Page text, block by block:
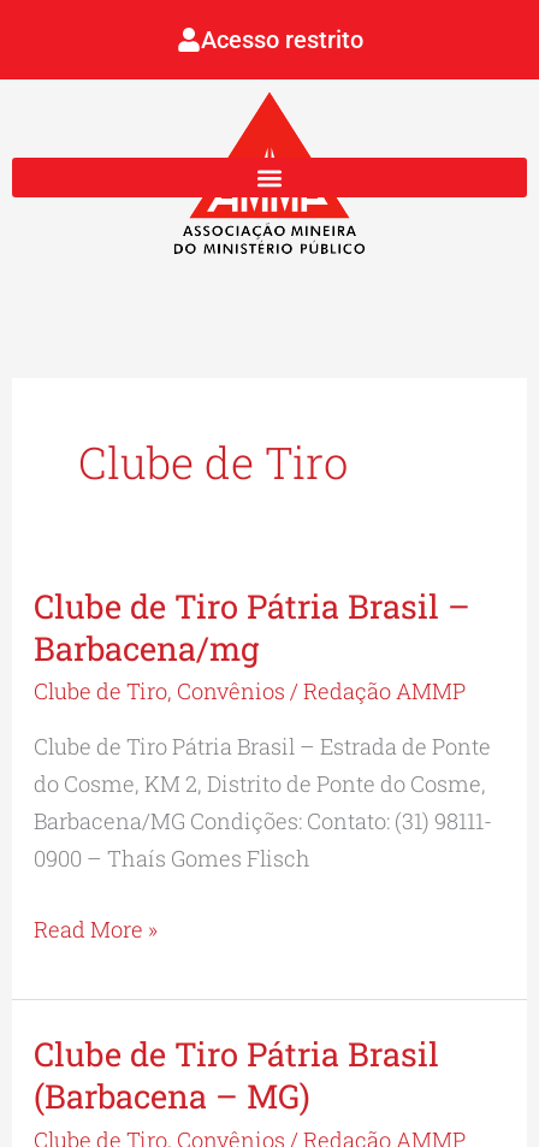
Acesso restrito
Clube de Tiro
Clube de Tiro Pátria Brasil –
Barbacena/mg
Clube de Tiro, Convênios /Redação AMMP
Clube de Tiro Pátria Brasil – Estrada de Ponte
do Cosme, KM 2, Distrito de Ponte do Cosme,
Barbacena/MG Condições: Contato: (31) 98111-
0900 – Thaís Gomes Flisch
Clube
de
Tiro
Brasil
–
Barbacena/mg
Read More »
Clube de Tiro Pátria Brasil
(Barbacena – MG)
Clube de Tiro, Convênios /Redação AMMP
Clube
de
Tiro